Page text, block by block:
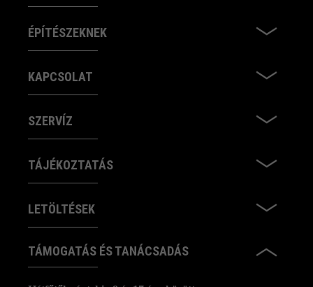
ÉPÍTÉSZEKNEK
KAPCSOLAT
SZERVÍZ
TÁJÉKOZTATÁS
LETÖLTÉSEK
TÁMOGATÁS ÉS TANÁCSADÁS